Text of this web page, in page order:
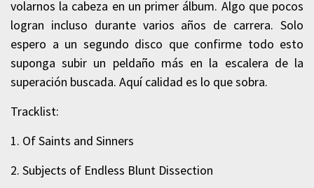
volarnos la cabeza en un primer álbum. Algo que pocos
logran incluso durante varios años de carrera. Solo
espero a un segundo disco que confirme todo esto
suponga subir un peldaño más en la escalera de la
superación buscada. Aquí calidad es lo que sobra.
Tracklist:
1. Of Saints and Sinners
2. Subjects of Endless Blunt Dissection